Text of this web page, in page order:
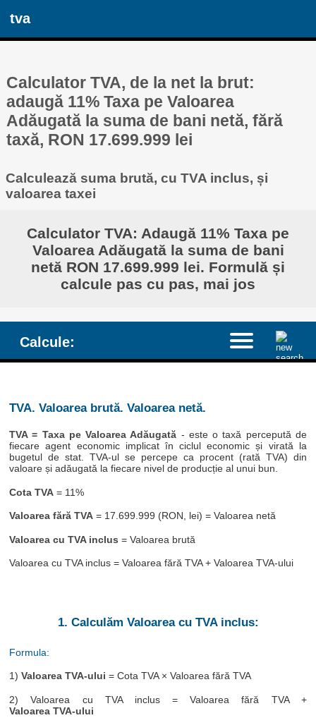
tva
Calculator TVA, de la net la brut:
adaugă 11% Taxa pe Valoarea
Adăugată la suma de bani netă, fără
taxă, RON 17.699.999 lei
Calculează suma brută, cu TVA inclus, și
valoarea taxei
Calculator TVA: Adaugă 11% Taxa pe
Valoarea Adăugată la suma de bani
netă RON 17.699.999 lei. Formulă și
calcule pas cu pas, mai jos
Calcule:
TVA. Valoarea brută. Valoarea netă.
TVA = Taxa pe Valoarea Adăugată - este o taxă percepută de
fiecare agent economic implicat în ciclul economic și virată la
bugetul de stat. TVA-ul se percepe ca procent (rată TVA) din
valoare și adăugată la fiecare nivel de producție al unui bun.
Cota TVA = 11%
Valoarea fără TVA = 17.699.999 (RON, lei) = Valoarea netă
Valoarea cu TVA inclus = Valoarea brută
Valoarea cu TVA inclus = Valoarea fără TVA + Valoarea TVA-ului
1. Calculăm Valoarea cu TVA inclus:
Formula:
1)Valoarea TVA-ului = Cota TVA × Valoarea fără TVA
2) Valoarea cu TVA inclus = Valoarea fără TVA +
Valoarea TVA-ului